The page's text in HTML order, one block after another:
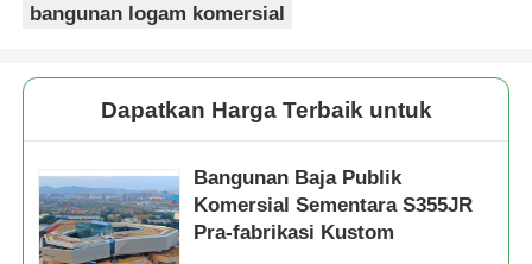
Kantor Struktur Baja
Struktur baja Rumah unggas
Struktur Baja Bertingkat
Struktur baja industri
bangunan logam komersial
Dapatkan Harga Terbaik untuk
Bangunan Baja Publik
Komersial Sementara S355JR
Pra-fabrikasi Kustom